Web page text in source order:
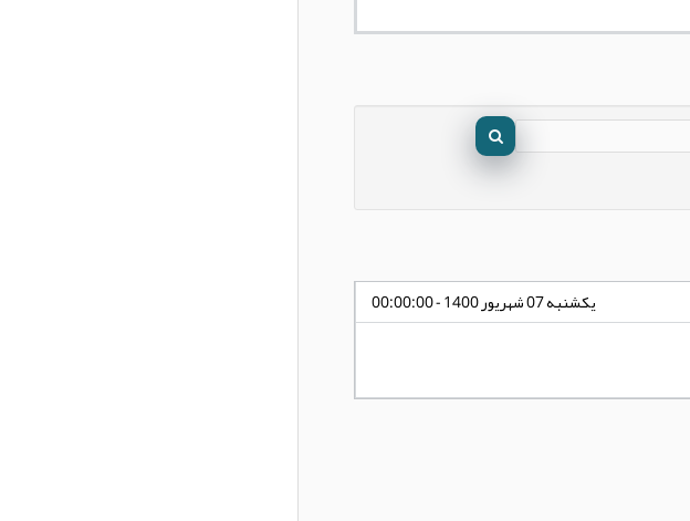
یکشنبه 07 شهریور 1400 - 00:00:00